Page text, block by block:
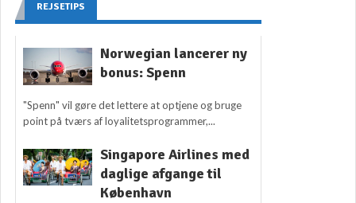
REJSETIPS
Norwegian lancerer ny
bonus: Spenn
"Spenn" vil gøre det lettere at optjene og bruge
point på tværs af loyalitetsprogrammer,...
Singapore Airlines med
daglige afgange til
København